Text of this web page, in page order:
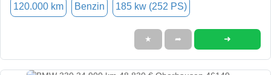
120.000 km Benzin 185 kw (252 PS)
★ ➦ ➜